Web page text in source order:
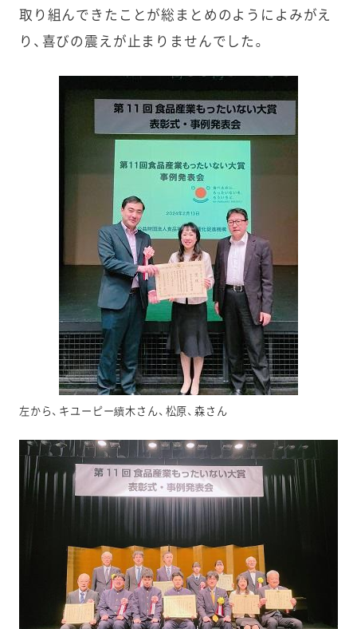
取り組んできたことが総まとめのようによみがえ
り、喜びの震えが止まりませんでした。
左から、キユーピー續木さん、松原、森さん